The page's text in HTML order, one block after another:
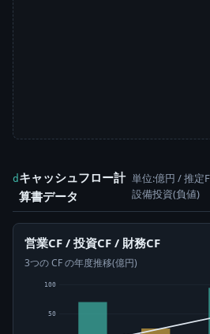
d キャッシュフロー計
算書データ
単位:億円 / 推定
設備投資(負値)
営業CF / 投資CF / 財務CF
3つの CF の年度推移(億円)
50
100